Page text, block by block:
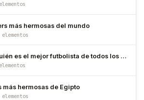
más hermosas del mundo
es el mejor futbolista de todos los tiempos?
más hermosas de Egipto